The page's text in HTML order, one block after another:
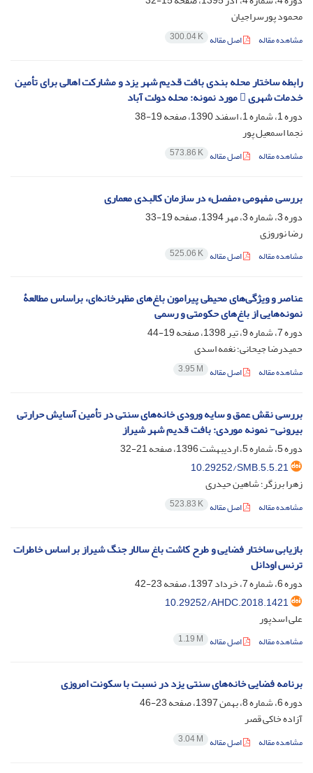
محمود پورسراجیان
مشاهده مقاله اصل مقاله 300.04 K
رابطه ساختار محله بندی بافت قدیم شهر یزد و مشارکت اهالی برای تأمین
خدمات شهری  مورد نمونه: محله دولت آباد
دوره 1، شماره 1، اسفند 1390، صفحه
19-38
نجما اسمعیل پور
مشاهده مقاله اصل مقاله 573.86 K
بررسی مفهومی «مفصل» در سازمان کالبدی معماری
دوره 3، شماره 3، مهر 1394، صفحه
19-33
رضا نوروزی
مشاهده مقاله اصل مقاله 525.06 K
عناصر و ویژگی‌های محیطی پیرامون باغ‌های مظهرخانه‌ای، براساس مطالعۀ
نمونه‌هایی از باغ‌های حکومتی و رسمی
دوره 7، شماره 9، تیر 1398، صفحه
19-44
حمیدرضا جیحانی؛ نغمه اسدی
مشاهده مقاله اصل مقاله 3.95 M
بررسی نقش عمق و سایه ورودی خانه‌های سنتی در تأمین آسایش حرارتی
بیرونی- نمونه موردی: بافت قدیم شهر شیراز
دوره 5، شماره 5، اردیبهشت 1396، صفحه
21-32
10.29252/SMB.5.5.21
زهرا برزگر؛ شاهین حیدری
مشاهده مقاله اصل مقاله 523.83 K
بازیابی ساختار فضایی و طرح کاشت باغ سالار جنگ شیراز بر اساس خاطرات
ترنس اودانل
دوره 6، شماره 7، خرداد 1397، صفحه
23-42
10.29252/AHDC.2018.1421
علی اسدپور
مشاهده مقاله اصل مقاله 1.19 M
برنامه فضایی خانه‌های سنتی یزد در نسبت با سکونت امروزی
دوره 6، شماره 8، بهمن 1397، صفحه
23-46
آزاده خاکی قصر
مشاهده مقاله اصل مقاله 3.04 M